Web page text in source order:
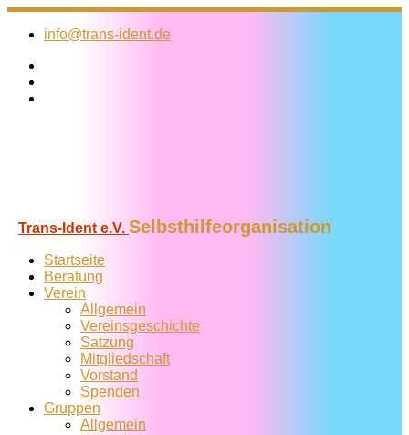
Zum
Inhalt
info@trans-ident.de
Trans-Ident e.V. Selbsthilfeorganisation
Startseite
Beratung
Verein
Allgemein
Vereins­geschichte
Satzung
Mitglied­schaft
Vorstand
Spenden
Gruppen
Allgemein